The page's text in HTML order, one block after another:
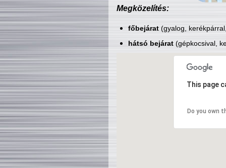
Megközelítés:
főbejárat(gyalog,
hátsó bejárat(gépkocsival,
This page
Do you own